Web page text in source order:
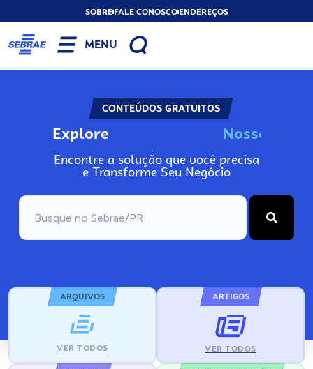
SOBREFALE CONOSCOENDEREÇOS
MENU
CONTEÚDOS GRATUITOS
Explore Nosso
Encontre a solução que você precisa
e Transforme Seu Negócio
ARQUIVOS
VER TODOS
ARTIGOS
VER TODOS